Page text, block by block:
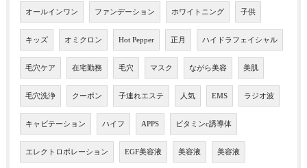
オールインワン ファンデーション ホワイトニング 子供
キッズ オミクロン Hot Pepper 正月 ハイドラフェイシャル
毛穴ケア 在宅勤務 毛穴 マスク ながら美容 美肌
毛穴洗浄 クーポン 子連れエステ 人気 EMS ラジオ波
キャビテーション ハイフ APPS ビタミンc誘導体
エレクトロポレーション EGF美容液 美容液 美容液